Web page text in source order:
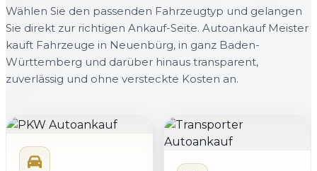
Wählen Sie den passenden Fahrzeugtyp und gelangen
Sie direkt zur richtigen Ankauf-Seite. Autoankauf Meister
kauft Fahrzeuge in Neuenbürg, in ganz Baden-
Württemberg und darüber hinaus transparent,
zuverlässig und ohne versteckte Kosten an.